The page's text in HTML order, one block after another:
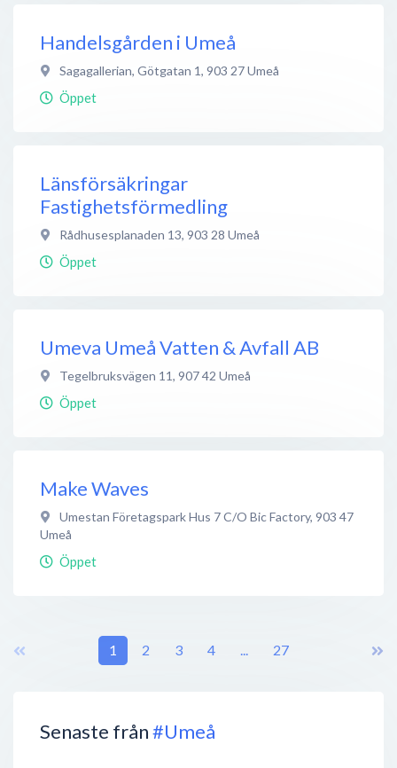
Senaste från#Umeå
Handelsgården i Umeå
Sagagallerian, Götgatan 1, 903 27Umeå
Öppet
Länsförsäkringar
Fastighetsförmedling
Rådhusesplanaden 13, 903 28 Umeå
Öppet
Umeva Umeå Vatten & Avfall AB
Tegelbruksvägen 11, 907 42 Umeå
Öppet
Make Waves
Umestan Företagspark Hus 7 C/O Bic Factory, 903 47
Umeå
Öppet
1 2 3 4 ... 27